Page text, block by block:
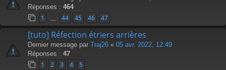
Réponses : 464
1 44 45 46 47
[tuto] Réfection étriers arrières
Dernier message par Traj26 « 05 avr. 2022, 12:49
Réponses : 47
1 2 3 4 5